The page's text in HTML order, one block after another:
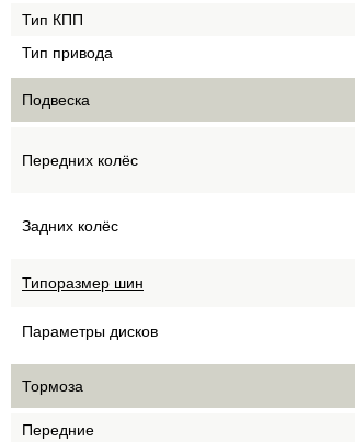
Тип КПП
Тип привода
Подвеска
Передних колёс
Задних колёс
Типоразмер шин
Параметры дисков
Тормоза
Передние